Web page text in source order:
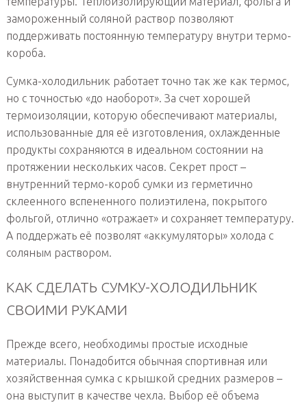
замороженный соляной раствор позволяют
поддерживать постоянную температуру внутри термо-
короба.
Сумка-холодильник работает точно так же как термос,
но с точностью «до наоборот». За счет хорошей
термоизоляции, которую обеспечивают материалы,
использованные для её изготовления, охлажденные
продукты сохраняются в идеальном состоянии на
протяжении нескольких часов. Секрет прост –
внутренний термо-короб сумки из герметично
склеенного вспененного полиэтилена, покрытого
фольгой, отлично «отражает» и сохраняет температуру.
А поддержать её позволят «аккумуляторы» холода с
соляным раствором.
КАК СДЕЛАТЬ СУМКУ-ХОЛОДИЛЬНИК
СВОИМИ РУКАМИ
Прежде всего, необходимы простые исходные
материалы. Понадобится обычная спортивная или
хозяйственная сумка с крышкой средних размеров –
она выступит в качестве чехла. Выбор её объема